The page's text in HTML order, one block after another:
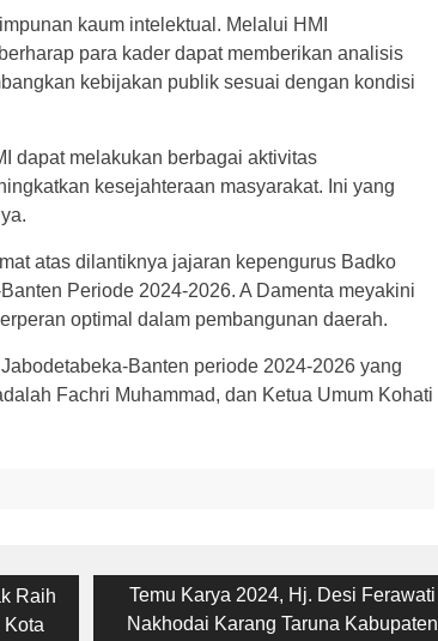
kaum intelektual. Melalui HMI
para kader dapat memberikan analisis
kebijakan publik sesuai dengan kondisi
dapat melakukan berbagai aktivitas
kesejahteraan masyarakat. Ini yang
atas dilantiknya jajaran kepengurus Badko
Periode 2024-2026. A Damenta meyakini
optimal dalam pembangunan daerah.
Banten periode 2024-2026 yang
Fachri Muhammad, dan Ketua Umum Kohati
Raih
Kota
Next
post:
Temu Karya 2024, Hj. Desi Ferawati
Nakhodai Karang Taruna Kabupaten